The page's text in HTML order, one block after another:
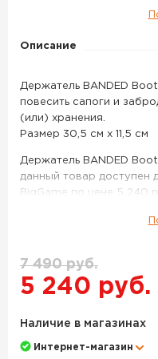
Описание
Держатель BANDED
повесить сапоги и
(или) хранения.
Размер 30,5 см x 11,5 см
Держатель BANDED
данный товар доступен
BigGame по цене 5 240
положите его в
7 490 руб.
5 240 руб.
Наличие в магазинах
Интернет-магазин